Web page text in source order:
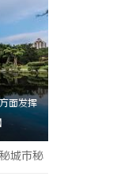
面发挥
城市秘